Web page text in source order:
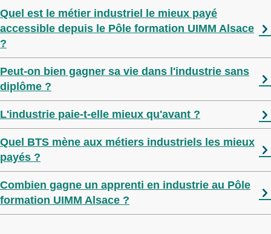
Quel est le métier industriel le mieux payé
accessible depuis le Pôle formation UIMM Alsace
?
Peut-on bien gagner sa vie dans l'industrie sans
diplôme ?
L'industrie paie-t-elle mieux qu'avant ?
Quel BTS mène aux métiers industriels les mieux
payés ?
Combien gagne un apprenti en industrie au Pôle
formation UIMM Alsace ?